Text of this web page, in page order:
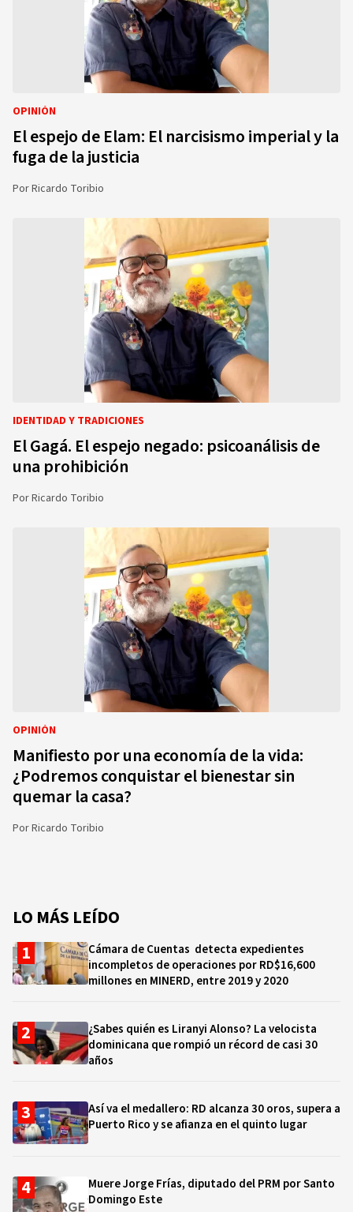
OPINIÓN
El espejo de Elam: El narcisismo imperial y la
fuga de la justicia
PorRicardo Toribio
IDENTIDAD Y TRADICIONES
El Gagá. El espejo negado: psicoanálisis de
una prohibición
PorRicardo Toribio
OPINIÓN
Manifiesto por una economía de la vida:
¿Podremos conquistar el bienestar sin
quemar la casa?
PorRicardo Toribio
LO MÁS LEÍDO
Cámara de Cuentas detecta expedientes
incompletos de operaciones por RD$16,600
millones en MINERD, entre 2019 y 2020
¿Sabes quién es Liranyi Alonso? La velocista
dominicana que rompió un récord de casi 30
años
Así va el medallero: RD alcanza 30 oros, supera a
Puerto Rico y se afianza en el quinto lugar
Muere Jorge Frías, diputado del PRM por Santo
Domingo Este